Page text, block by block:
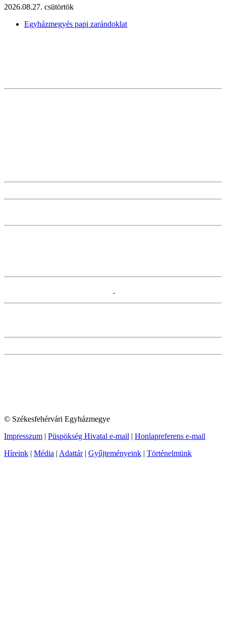
2026.08.27. csütörtök
Egyházmegyés papi zarándoklat
© Székesfehérvári Egyházmegye
Impresszum | Püspökség Hivatal e-mail | Honlapreferens e-mail
Híreink | Média | Adattár| Gyűjteményeink | Történelmünk